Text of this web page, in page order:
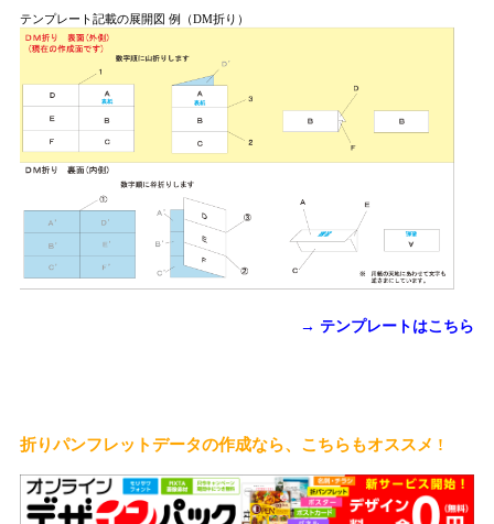
テンプレート記載の展開図 例（DM折り）
→ テンプレートはこちら
折りパンフレットデータの作成なら、こちらもオススメ !